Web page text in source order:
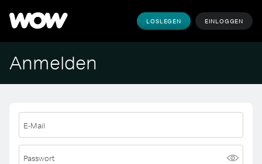
LOSLEGEN EINLOGGEN
Anmelden
E-Mail
Passwort